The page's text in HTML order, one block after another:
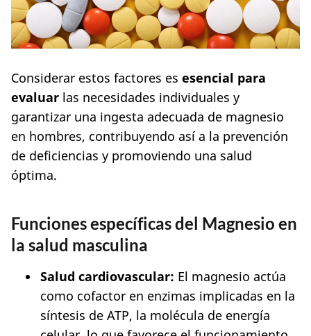
Considerar estos factores es esencial para
evaluar las necesidades individuales y
garantizar una ingesta adecuada de magnesio
en hombres, contribuyendo así a la prevención
de deficiencias y promoviendo una salud
óptima.
Funciones específicas del Magnesio en
la salud masculina
Salud cardiovascular: El magnesio actúa
como cofactor en enzimas implicadas en la
síntesis de ATP, la molécula de energía